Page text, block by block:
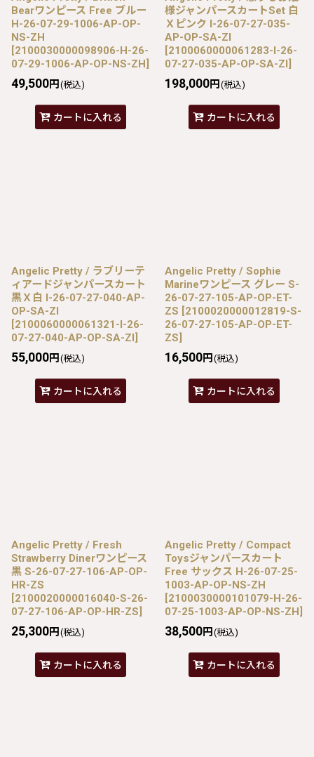
Bearワンピース Free ブルー
H-26-07-29-1006-AP-OP-
NS-ZH
[2100030000098906-H-26-
07-29-1006-AP-OP-NS-ZH]
49,500円 (税込)
カートに入れる
様ジャンパースカートSet 白
Ｘピンク I-26-07-27-035-
AP-OP-SA-ZI
[2100060000061283-I-26-
07-27-035-AP-OP-SA-ZI]
198,000円 (税込)
カートに入れる
Angelic Pretty / ラブリーテ
ィアードジャンパースカート
黒Ｘ白 I-26-07-27-040-AP-
OP-SA-ZI
[2100060000061321-I-26-
07-27-040-AP-OP-SA-ZI]
55,000円 (税込)
カートに入れる
Angelic Pretty / Sophie
Marineワンピース グレー S-
26-07-27-105-AP-OP-ET-
ZS [2100020000012819-S-
26-07-27-105-AP-OP-ET-
ZS]
16,500円 (税込)
カートに入れる
Angelic Pretty / Fresh
Strawberry Dinerワンピース
黒 S-26-07-27-106-AP-OP-
HR-ZS
[2100020000016040-S-26-
07-27-106-AP-OP-HR-ZS]
25,300円 (税込)
カートに入れる
Angelic Pretty / Compact
Toysジャンパースカート
Free サックス H-26-07-25-
1003-AP-OP-NS-ZH
[2100030000101079-H-26-
07-25-1003-AP-OP-NS-ZH]
38,500円 (税込)
カートに入れる